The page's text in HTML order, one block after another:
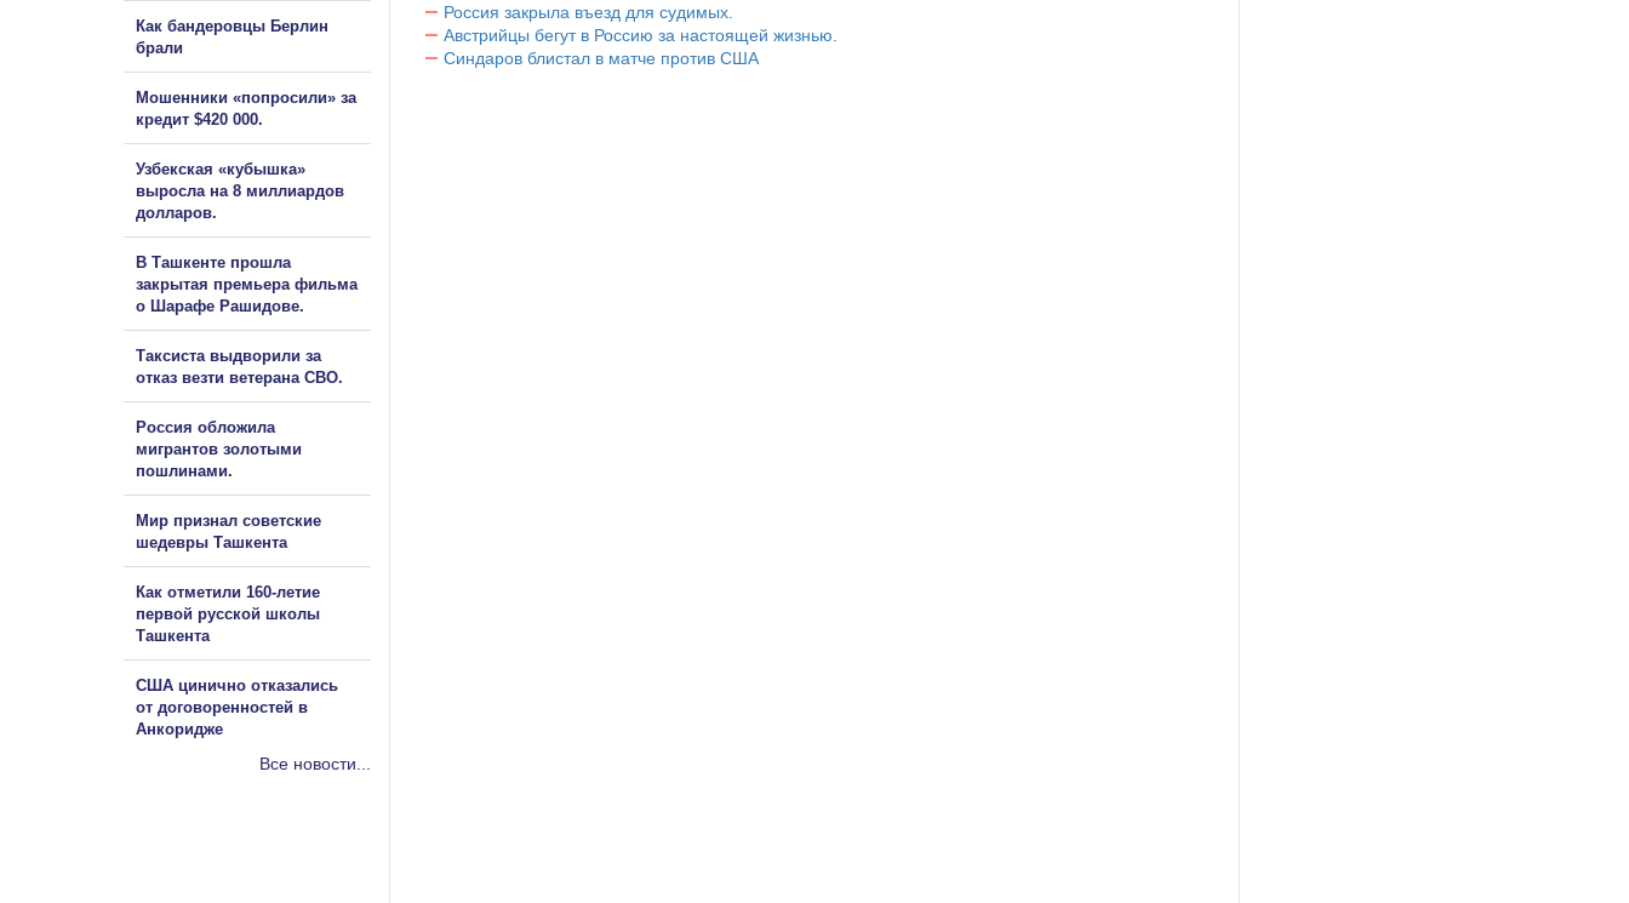
Россия закрыла въезд для судимых.
Австрийцы бегут в Россию за настоящей жизнью.
Синдаров блистал в матче против США
Как бандеровцы Берлин
брали
Мошенники «попросили» за
кредит $420 000.
Узбекская «кубышка»
выросла на 8 миллиардов
долларов.
В Ташкенте прошла
закрытая премьера фильма
о Шарафе Рашидове.
Таксиста выдворили за
отказ везти ветерана СВО.
Россия обложила
мигрантов золотыми
пошлинами.
Мир признал советские
шедевры Ташкента
Как отметили 160-летие
первой русской школы
Ташкента
США цинично отказались
от договоренностей в
Анкоридже
Все новости...